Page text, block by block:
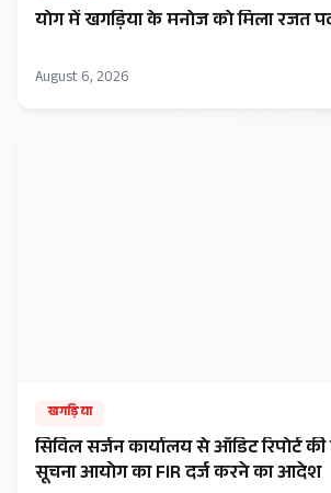
​योग में खगड़िया के मनोज को मिला रजत
August 6, 2026
खगड़िया
सिविल सर्जन कार्यालय से ऑडिट रिपोर्ट
सूचना आयोग का FIR दर्ज करने का आदेश